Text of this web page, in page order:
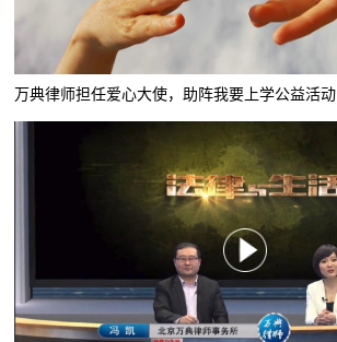
万典律师担任爱心大使，助阵我要上学公益活动